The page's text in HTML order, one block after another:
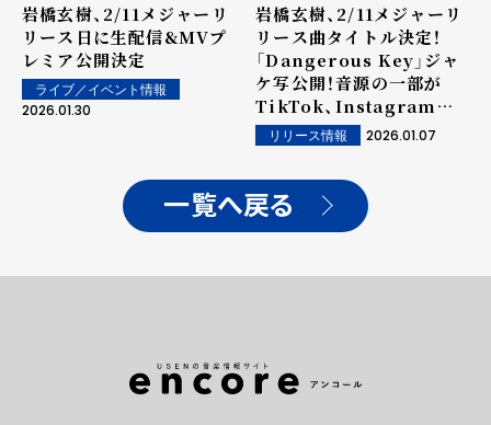
岩橋玄樹、2/11メジャーリ
リース日に生配信&MVプ
レミア公開決定
ライブ／イベント情報
2026.01.30
岩橋玄樹、2/11メジャーリ
リース曲タイトル決定！
「Dangerous Key」ジャ
ケ写公開！音源の一部が
TikTok、Instagramに
て先行配信スタート
リリース情報 2026.01.07
一覧へ戻る